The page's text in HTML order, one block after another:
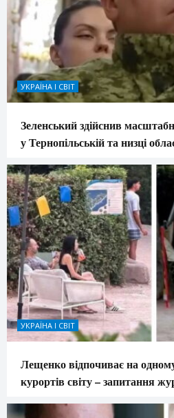
УКРАЇНА І СВІТ
Зеленський здійснив
у Тернопільській та низці
УКРАЇНА І СВІТ
Лещенко відпочиває на
курортів світу – запитання